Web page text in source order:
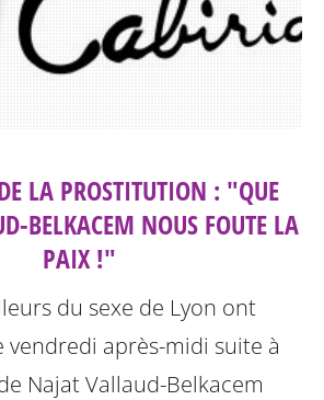
LA PROSTITUTION : "QUE
BELKACEM NOUS FOUTE LA
PAIX !"
du sexe de Lyon ont
vendredi après-midi suite à
Najat Vallaud-Belkacem